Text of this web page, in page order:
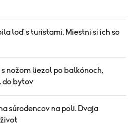
loď s turistami. Miestni si ich so
s nožom liezol po balkónoch,
do bytov
súrodencov na poli. Dvaja